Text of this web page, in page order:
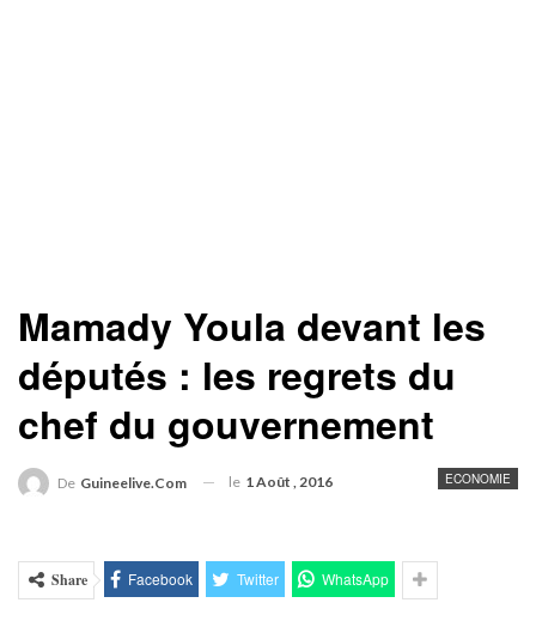
Mamady Youla devant les
députés : les regrets du
chef du gouvernement
ECONOMIE
De Guineelive.com le 1 Août , 2016
Share Facebook Twitter WhatsApp